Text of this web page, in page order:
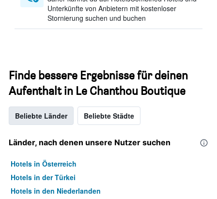
Unterkünfte von Anbietern mit kostenloser
Stornierung suchen und buchen
Finde bessere Ergebnisse für deinen
Aufenthalt in Le Chanthou Boutique
Beliebte Länder Beliebte Städte
Länder, nach denen unsere Nutzer suchen
Hotels in Österreich
Hotels in der Türkei
Hotels in den Niederlanden